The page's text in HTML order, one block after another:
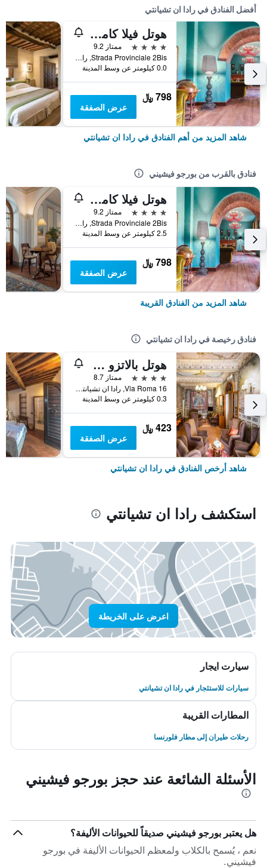
أفضل الفنادق في رادا ان تشيانتي
هوتل فيلا كامبوماجيو
4 نجوم
ممتاز 9.2
Strada Provinciale 2Bis, رادا ان تشيانتي, توسكانا, إيطاليا
0.0 كيلومتر عن وسط المدينة
798 ﷼
عرض الصفقة
شاهد المزيد من أهم الفنادق في رادا ان تشيانتي
فنادق بالقرب من بورجو فيشيني
هوتل فيلا كامبوماجيو
4 نجوم
ممتاز 9.2
Strada Provinciale 2Bis, رادا ان تشيانتي, توسكانا, إيطاليا
2.5 كيلومتر عن وسط المدينة
798 ﷼
عرض الصفقة
شاهد المزيد من الفنادق القريبة
فنادق رخيصة في رادا ان تشيانتي
هوتل بالاتزو سان نيكولو آند سبا
4 نجوم
ممتاز 8.7
Via Roma 16, رادا ان تشيانتي, توسكانا, إيطاليا
0.3 كيلومتر عن وسط المدينة
423 ﷼
عرض الصفقة
شاهد أرخص الفنادق في رادا ان تشيانتي
استكشف رادا ان تشيانتي
اعرض على الخريطة
سيارت ايجار
سيارات للاستئجار في رادا ان تشيانتي
المطارات القريبة
رحلات طيران إلى مطار فلورنسا
الأسئلة الشائعة عند حجز بورجو فيشيني
هل يعتبر بورجو فيشيني صديقاً للحيوانات الأليفة؟
نعم ، يُسمح بالكلاب ولمعظم الحيوانات الأليفة في بورجو
فيشيني.